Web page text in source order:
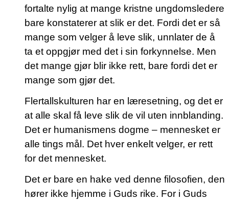
fortalte nylig at mange kristne ungdomsledere
bare konstaterer at slik er det. Fordi det er så
mange som velger å leve slik, unnlater de å
ta et oppgjør med det i sin forkynnelse. Men
det mange gjør blir ikke rett, bare fordi det er
mange som gjør det.
Flertallskulturen har en læresetning, og det er
at alle skal få leve slik de vil uten innblanding.
Det er humanismens dogme – mennesket er
alle tings mål. Det hver enkelt velger, er rett
for det mennesket.
Det er bare en hake ved denne filosofien, den
hører ikke hjemme i Guds rike. For i Guds